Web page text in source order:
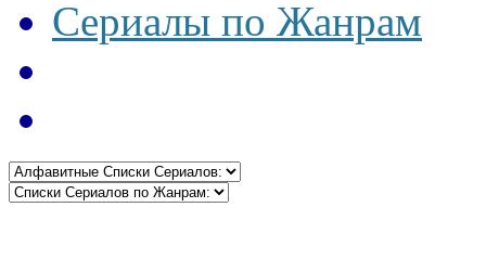
Сериалы по Жанрам